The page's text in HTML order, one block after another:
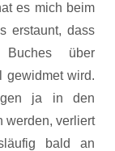
es mich beim
erstaunt, dass
über
gewidmet wird.
ja in den
werden, verliert
bald an